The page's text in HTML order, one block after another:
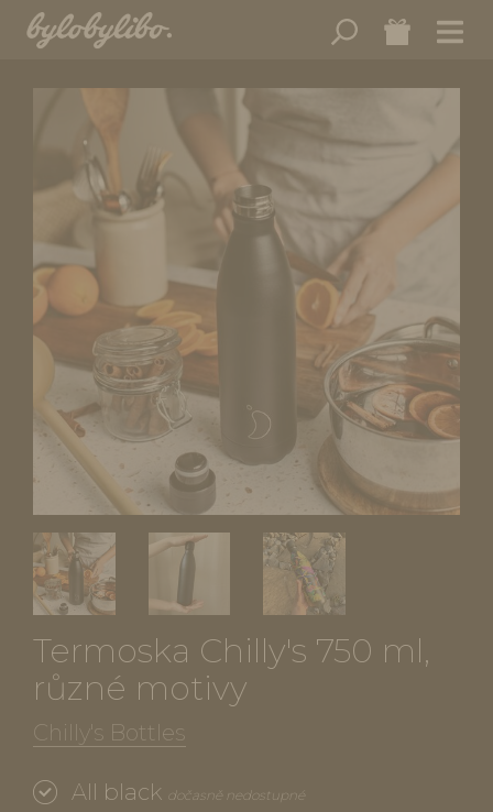
Termoska Chilly's 750 ml,
různé motivy
Chilly's Bottles
All black dočasně nedostupné